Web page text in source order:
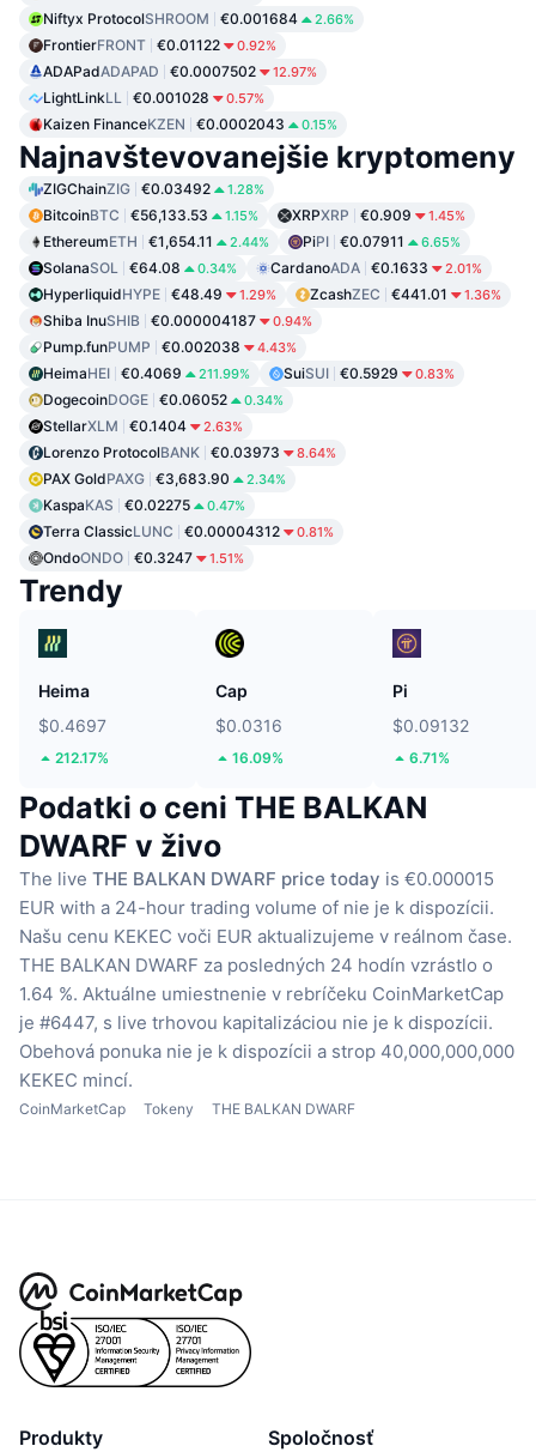
Niftyx ProtocolSHROOM €0.001684 2.66%
FrontierFRONT €0.01122 0.92%
ADAPadADAPAD €0.0007502 12.97%
LightLinkLL €0.001028 0.57%
Kaizen FinanceKZEN €0.0002043 0.15%
Najnavštevovanejšie kryptomeny
ZIGChainZIG €0.03492 1.28%
BitcoinBTC €56,133.53 1.15% XRPXRP €0.909 1.45%
EthereumETH €1,654.11 2.44% PiPI €0.07911 6.65%
SolanaSOL €64.08 0.34% CardanoADA €0.1633 2.01%
HyperliquidHYPE €48.49 1.29% ZcashZEC €441.01 1.36%
Shiba InuSHIB €0.000004187 0.94%
Pump.funPUMP €0.002038 4.43%
HeimaHEI €0.4069 211.99% SuiSUI €0.5929 0.83%
DogecoinDOGE €0.06052 0.34%
StellarXLM €0.1404 2.63%
Lorenzo ProtocolBANK €0.03973 8.64%
PAX GoldPAXG €3,683.90 2.34%
KaspaKAS €0.02275 0.47%
Terra ClassicLUNC €0.00004312 0.81%
OndoONDO €0.3247 1.51%
Trendy
Heima
$0.4697
212.17%
Cap
$0.0316
16.09%
Pi
$0.09132
6.71%
Podatki o ceni THE BALKAN
DWARF v živo
The live THE BALKAN DWARF price today is €0.000015
EUR with a 24-hour trading volume of nie je k dispozícii.
Našu cenu KEKEC voči EUR aktualizujeme v reálnom čase.
THE BALKAN DWARF za posledných 24 hodín vzrástlo o
1.64 %. Aktuálne umiestnenie v rebríčeku CoinMarketCap
je #6447, s live trhovou kapitalizáciou nie je k dispozícii.
Obehová ponuka nie je k dispozícii a strop 40,000,000,000
KEKEC mincí.
CoinMarketCap Tokeny THE BALKAN DWARF
Produkty Spoločnosť